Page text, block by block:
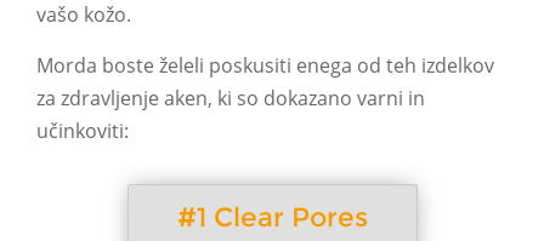
vašo kožo.
Morda boste želeli poskusiti enega od teh izdelkov
za zdravljenje aken, ki so dokazano varni in
učinkoviti:
#1 Clear Pores